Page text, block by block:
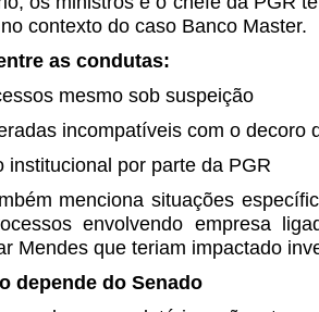
contexto do caso Banco Master.
as condutas:
mesmo sob suspeição
incompatíveis com o decoro
institucional por parte da PGR
menciona situações
envolvendo empresa
Mendes que teriam impactado
depende do Senado